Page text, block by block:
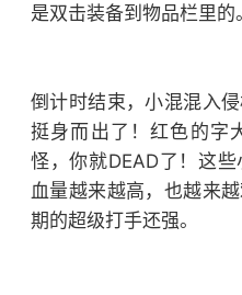
是双击装备到物品栏里的。
倒计时结束，小混混入
挺身而出了！红色的字
怪，你就DEAD了！这些
血量越来越高，也越来
期的超级打手还强。